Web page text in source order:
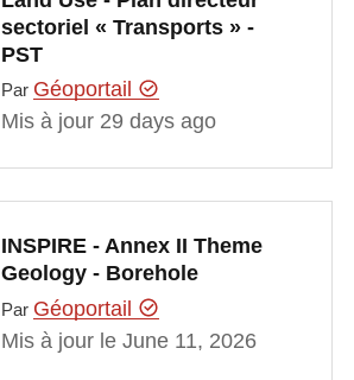
sectoriel « Transports » -
PST
Par Géoportail
Mis à jour 29 days ago
INSPIRE - Annex II Theme
Geology - Borehole
Par Géoportail
Mis à jour le June 11, 2026